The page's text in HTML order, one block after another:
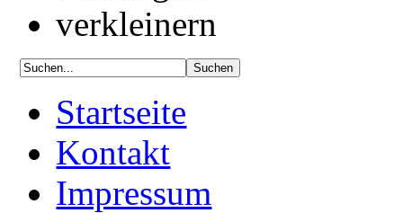
Startseite
Kontakt
Impressum